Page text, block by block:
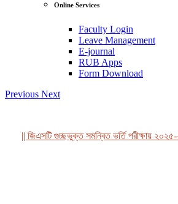
Online Services
Faculty Login
Leave Management
E-journal
RUB Apps
Form Download
Previous Next
|| জিএসটি গুচ্ছভুক্ত সমন্বিত ভর্তি পরীক্ষায় ২০২৫-২৬